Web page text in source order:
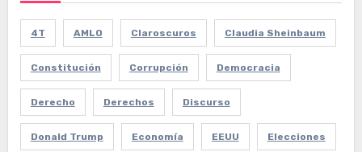
4T AMLO Claroscuros Claudia Sheinbaum
Constitución Corrupción Democracia
Derecho Derechos Discurso
Donald Trump Economía EEUU Elecciones